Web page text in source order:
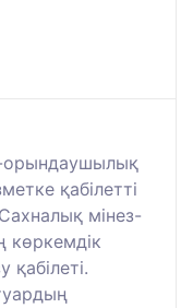
орындаушылық
қабілетті
мінез-
көркемдік